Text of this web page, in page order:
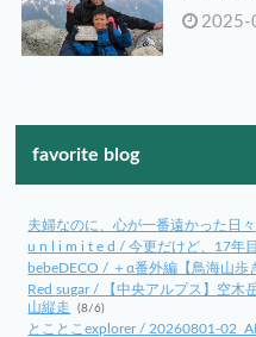
2025-
favorite blog
夫婦なのに、心が一番遠かった日々
u n l i m i t e d / 今更だけど、17年
bebeDECO / ＋α番外編【鳥海山歩
Red sugar / 【中央アルプス】空木
山縦走
(8/6)
とことこexplorer / 20260801-